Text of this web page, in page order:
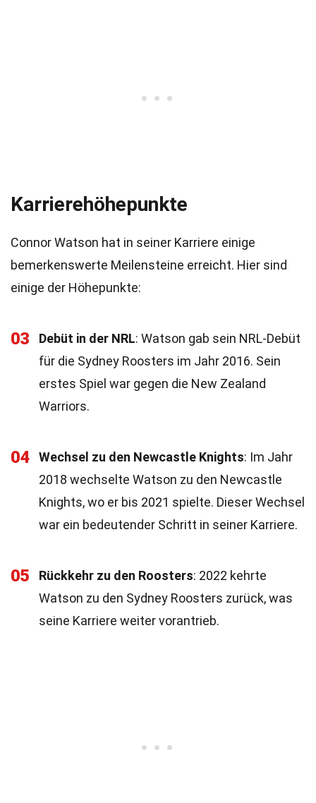
Karrierehöhepunkte
Connor Watson hat in seiner Karriere einige
bemerkenswerte Meilensteine erreicht. Hier sind
einige der Höhepunkte:
03 Debüt in der NRL: Watson gab sein NRL-Debüt
für die Sydney Roosters im Jahr 2016. Sein
erstes Spiel war gegen die New Zealand
Warriors.
04 Wechsel zu den Newcastle Knights: Im Jahr
2018 wechselte Watson zu den Newcastle
Knights, wo er bis 2021 spielte. Dieser Wechsel
war ein bedeutender Schritt in seiner Karriere.
05 Rückkehr zu den Roosters: 2022 kehrte
Watson zu den Sydney Roosters zurück, was
seine Karriere weiter vorantrieb.